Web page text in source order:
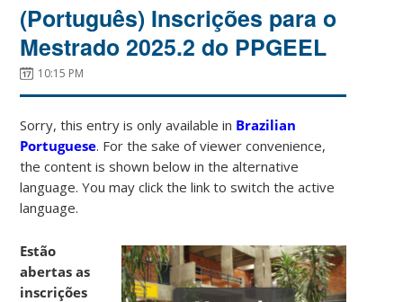
(Português) Inscrições para o
Mestrado 2025.2 do PPGEEL
10:15 PM
Sorry, this entry is only available in Brazilian
Portuguese. For the sake of viewer convenience,
the content is shown below in the alternative
language. You may click the link to switch the active
language.
Estão
abertas as
inscrições